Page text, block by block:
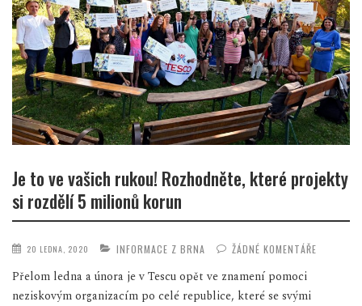
Je to ve vašich rukou! Rozhodněte, které projekty
si rozdělí 5 milionů korun
20 LEDNA, 2020 INFORMACE Z BRNA ŽÁDNÉ KOMENTÁŘE
Přelom ledna a února je v Tescu opět ve znamení pomoci
neziskovým organizacím po celé republice, které se svými